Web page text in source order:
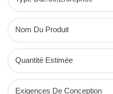
Nom Du Produit
Quantité Estimée
Exigences De Conception